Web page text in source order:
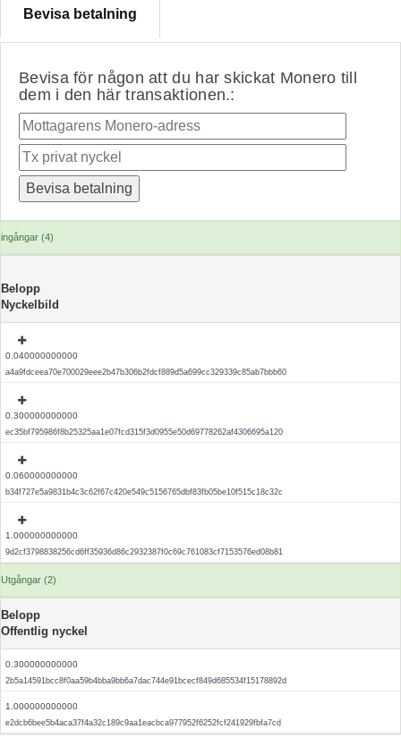
Bevisa betalning
Bevisa för någon att du har skickat Monero till
dem i den här transaktionen.:
ingångar (4)
Belopp
Nyckelbild
0.040000000000
a4a9fdceea70e700029eee2b47b306b2fdcf889d5a699cc329339c85ab7bbb60
0.300000000000
ec35bf795986f8b25325aa1e07fcd315f3d0955e50d69778262af4306695a120
0.060000000000
b34f727e5a9831b4c3c62f67c420e549c5156765dbf83fb05be10f515c18c32c
1.000000000000
9d2cf3798838256cd6ff35936d86c2932387f0c69c761083cf7153576ed08b81
Utgångar (2)
Belopp
Offentlig nyckel
0.300000000000
2b5a14591bcc8f0aa59b4bba9bb6a7dac744e91bcecf849d685534f15178892d
1.000000000000
e2dcb6bee5b4aca37f4a32c189c9aa1eacbca977952f6252fcf241929fbfa7cd